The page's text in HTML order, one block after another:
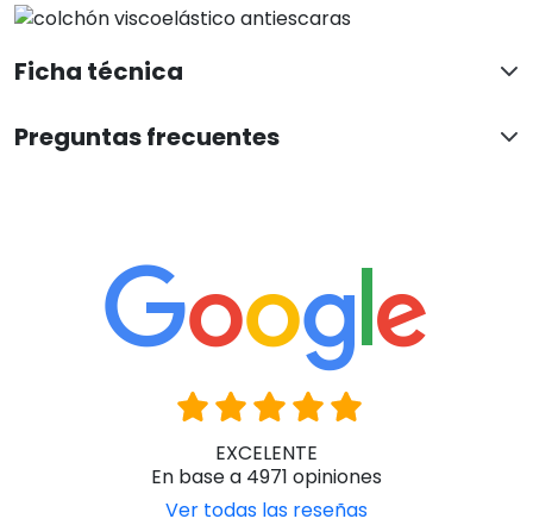
Ficha técnica
Preguntas frecuentes
EXCELENTE
En base a 4971 opiniones
Ver todas las reseñas